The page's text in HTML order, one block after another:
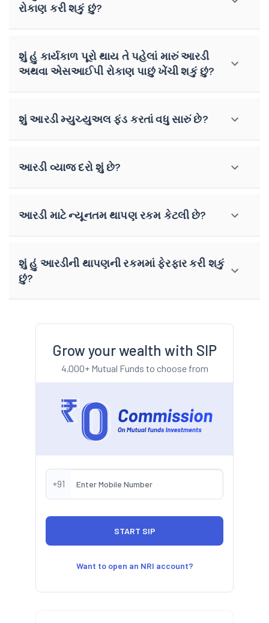
રોકાણ કરી શકું છું?
શું હું કાર્યકાળ પૂરો થાય તે પહેલાં મારું આરડી
અથવા એસઆઈપી રોકાણ પાછું ખેંચી શકું છું?
શું આરડી મ્યુચ્યુઅલ ફંડ કરતાં વધુ સારું છે?
આરડી વ્યાજ દરો શું છે?
આરડી માટે ન્યૂનતમ થાપણ રકમ કેટલી છે?
શું હું આરડીની થાપણની રકમમાં ફેરફાર કરી શકું
છું?
Grow your wealth with SIP
4,000+ Mutual Funds to choose from
+91
Want to open an NRI account?